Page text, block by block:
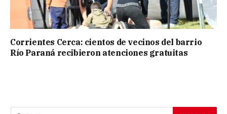
Corrientes Cerca: cientos de vecinos del barrio
Río Paraná recibieron atenciones gratuitas